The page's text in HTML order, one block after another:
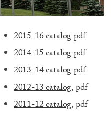
2015-16 catalogpdf
2014-15 catalogpdf
2013-14 catalogpdf
2012-13 catalog, pdf
2011-12 catalog, pdf